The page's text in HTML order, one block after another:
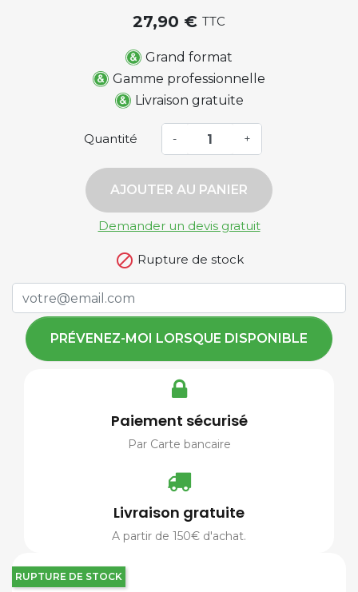
RUPTURE DE STOCK
27,90 € TTC
Grand format
Gamme professionnelle
Livraison gratuite
Quantité - +
AJOUTER AU PANIER
Demander un devis gratuit
 Rupture de stock
PRÉVENEZ-MOI LORSQUE DISPONIBLE
Paiement sécurisé
Par Carte bancaire
Livraison gratuite
A partir de 150€ d'achat.